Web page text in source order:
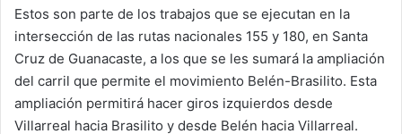
Estos son parte de los trabajos que se ejecutan en la
intersección de las rutas nacionales 155 y 180, en Santa
Cruz de Guanacaste, a los que se les sumará la ampliación
del carril que permite el movimiento Belén-Brasilito. Esta
ampliación permitirá hacer giros izquierdos desde
Villarreal hacia Brasilito y desde Belén hacia Villarreal.